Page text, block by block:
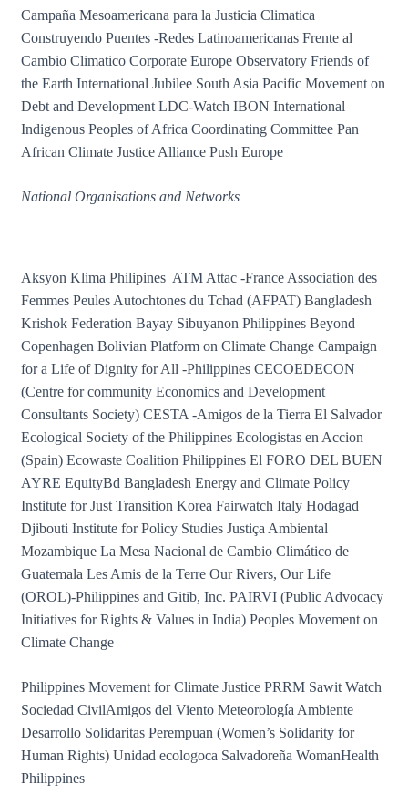
Campaña Mesoamericana para la Justicia Climatica
Construyendo Puentes -Redes Latinoamericanas Frente al
Cambio Climatico Corporate Europe Observatory Friends of
the Earth International Jubilee South Asia Pacific Movement on
Debt and Development LDC-Watch IBON International
Indigenous Peoples of Africa Coordinating Committee Pan
African Climate Justice Alliance Push Europe
National Organisations and Networks
Aksyon Klima Philipines ATM Attac -France Association des
Femmes Peules Autochtones du Tchad (AFPAT) Bangladesh
Krishok Federation Bayay Sibuyanon Philippines Beyond
Copenhagen Bolivian Platform on Climate Change Campaign
for a Life of Dignity for All -Philippines CECOEDECON
(Centre for community Economics and Development
Consultants Society) CESTA -Amigos de la Tierra El Salvador
Ecological Society of the Philippines Ecologistas en Accion
(Spain) Ecowaste Coalition Philippines El FORO DEL BUEN
AYRE EquityBd Bangladesh Energy and Climate Policy
Institute for Just Transition Korea Fairwatch Italy Hodagad
Djibouti Institute for Policy Studies Justiça Ambiental
Mozambique La Mesa Nacional de Cambio Climático de
Guatemala Les Amis de la Terre Our Rivers, Our Life
(OROL)-Philippines and Gitib, Inc. PAIRVI (Public Advocacy
Initiatives for Rights & Values in India) Peoples Movement on
Climate Change
Philippines Movement for Climate Justice PRRM Sawit Watch
Sociedad CivilAmigos del Viento Meteorología Ambiente
Desarrollo Solidaritas Perempuan (Women’s Solidarity for
Human Rights) Unidad ecologoca Salvadoreña WomanHealth
Philippines